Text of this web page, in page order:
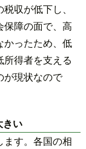
収が低下し、
保障の面で、高
かったため、低
得者を支える
が現状なので
きい
す。各国の相